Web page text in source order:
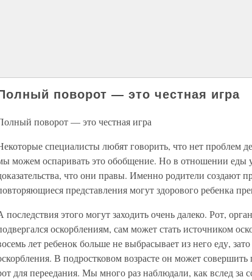
поворот — это честная игра
поворот — это честная игра
специалисты любят говорить, что нет про­блем
можем оспари­вать это обобщение. Но в отношении еды
что они правы. Именно родители со­здают
пред­ставления могут здорового ребенка
последствия этого могут заходить очень далеко. Рот,
оскорбле­ниям, сам может стать источником
лет ребенок больше не выбрасывает из него еду,
В подростковом возрасте он может
для переедания. Мы много раз наблюдали, как вслед за